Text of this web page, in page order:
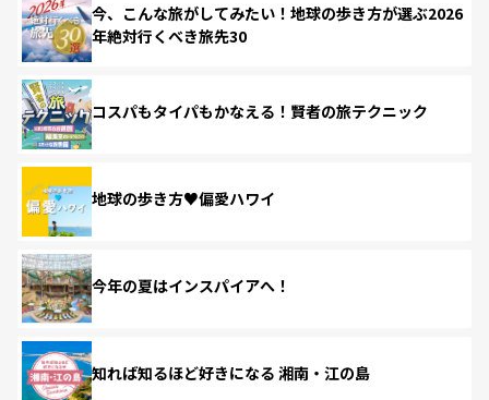
今、こんな旅がしてみたい！地球の歩き方が選ぶ2026
年絶対行くべき旅先30
コスパもタイパもかなえる！賢者の旅テクニック
地球の歩き方♥偏愛ハワイ
今年の夏はインスパイアへ！
知れば知るほど好きになる 湘南・江の島